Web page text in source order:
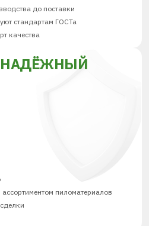
до поставки
стандартам ГОСТа
качества
НАДЁЖНЫЙ
пиломатериалов